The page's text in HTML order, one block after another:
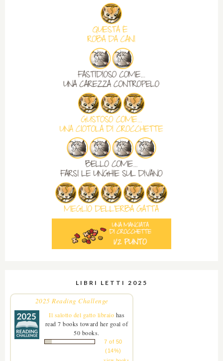
LIBRI LETTI 2025
2025 Reading Challenge
Il salotto del gatto libraio has
read 7 books toward her goal of
50 books.
7 of 50
(14%)